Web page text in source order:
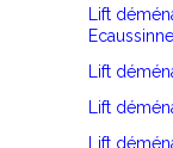
Lift
Lift
Lift
Lift